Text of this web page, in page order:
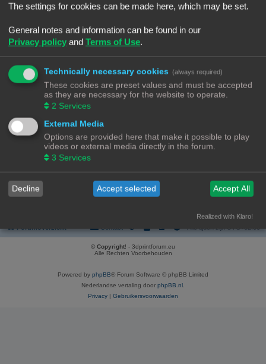
Ik ben mijn wachtwoord vergeten
Onthouden
REGISTREER
Om je te kunnen aanmelden, moet je geregistreerd zijn. Registratie neemt
enkele minuten in beslag, maar geeft je extra mogelijkheden. De
forumbeheerder kan ook extra permissies toestaan aan geregistreerde
gebruikers. Lees voor registratie onze gebruiksvoorwaarden en het
bijbehorend beleid. Bekijk ook de regels als je gebruik maakt van het forum.
Gebruikersvoorwaarden|Privacybeleid
Registreer
© Copyright! - 3dprintforum.eu
Alle Rechten Voorbehouden
Powered by phpBB® Forum Software © phpBB Limited
Nederlandse vertaling door phpBB.nl
Privacy | Gebruikersvoorwaarden
The settings for cookies can be made here, which may be set.
General notes and information can be found in our
Privacy policy and Terms of Use.
Technically necessary cookies (always required)
These cookies are preset values and must be accepted
as they are necessary for the website to operate.
2 Services
External Media
Options are provided here that make it possible to play
videos or external media directly in the forum.
3 Services
Decline Accept selected Accept All
Realized with Klaro!